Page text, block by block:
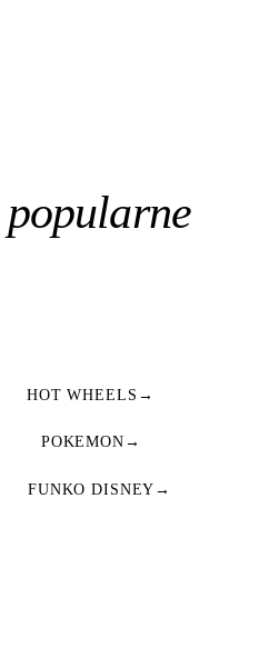
popularne
HOT WHEELS →
POKEMON →
FUNKO DISNEY →